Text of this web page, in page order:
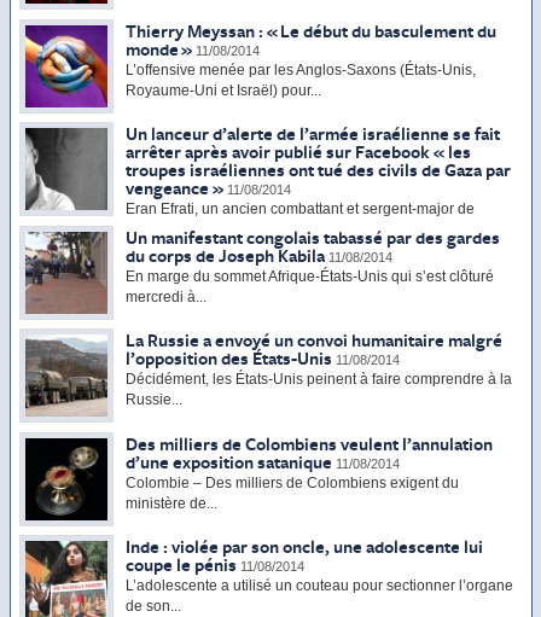
Thierry Meyssan : « Le début du basculement du
monde » 11/08/2014
L’offensive menée par les Anglos-Saxons (États-Unis,
Royaume-Uni et Israël) pour...
Un lanceur d’alerte de l’armée israélienne se fait
arrêter après avoir publié sur Facebook « les
troupes israéliennes ont tué des civils de Gaza par
vengeance » 11/08/2014
Eran Efrati, un ancien combattant et sergent-major de
l’armée israélienne...
Un manifestant congolais tabassé par des gardes
du corps de Joseph Kabila 11/08/2014
En marge du sommet Afrique-États-Unis qui s’est clôturé
mercredi à...
La Russie a envoyé un convoi humanitaire malgré
l’opposition des États-Unis 11/08/2014
Décidément, les États-Unis peinent à faire comprendre à la
Russie...
Des milliers de Colombiens veulent l’annulation
d’une exposition satanique 11/08/2014
Colombie – Des milliers de Colombiens exigent du
ministère de...
Inde : violée par son oncle, une adolescente lui
coupe le pénis 11/08/2014
L’adolescente a utilisé un couteau pour sectionner l’organe
de son...